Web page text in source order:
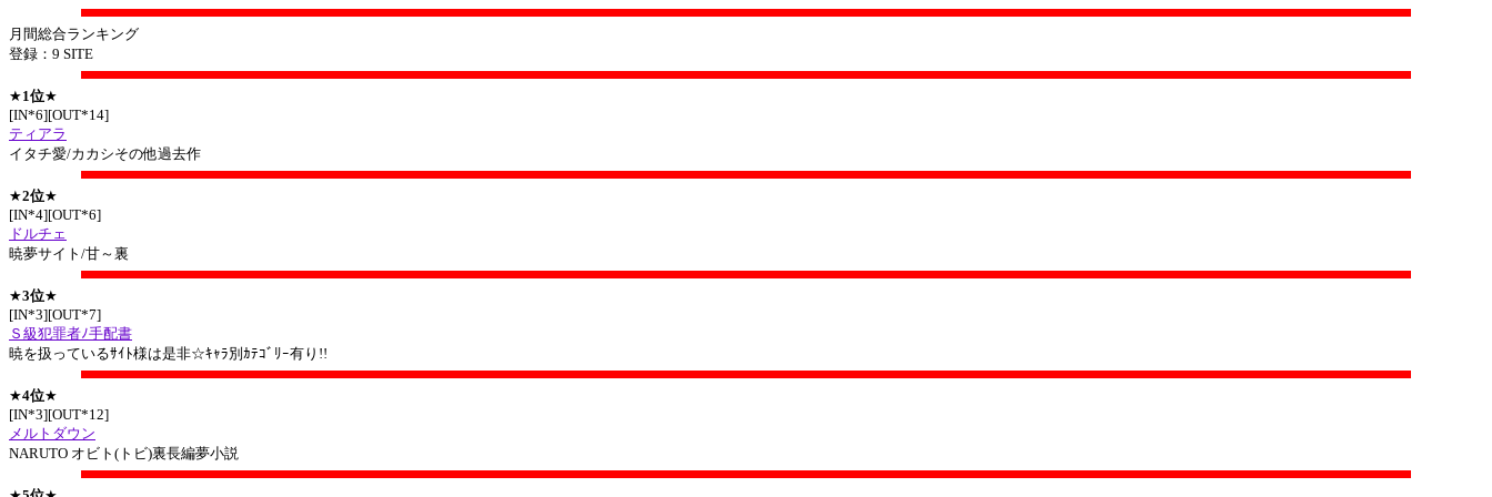
月間総合ランキング
登録：9 SITE
★1位★
[IN*6][OUT*14]
ティアラ
イタチ愛/カカシその他過去作
★2位★
[IN*4][OUT*6]
ドルチェ
暁夢サイト/甘～裏
★3位★
[IN*3][OUT*7]
Ｓ級犯罪者ﾉ手配書
暁を扱っているｻｲﾄ様は是非☆ｷｬﾗ別ｶﾃｺﾞﾘｰ有り!!
★4位★
[IN*3][OUT*12]
メルトダウン
NARUTO オビト(トビ)裏長編夢小説